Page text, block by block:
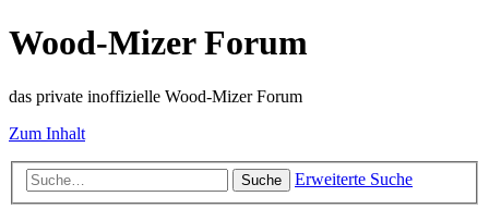
Wood-Mizer Forum
das private inoffizielle Wood-Mizer Forum
Zum Inhalt
Suche Erweiterte Suche